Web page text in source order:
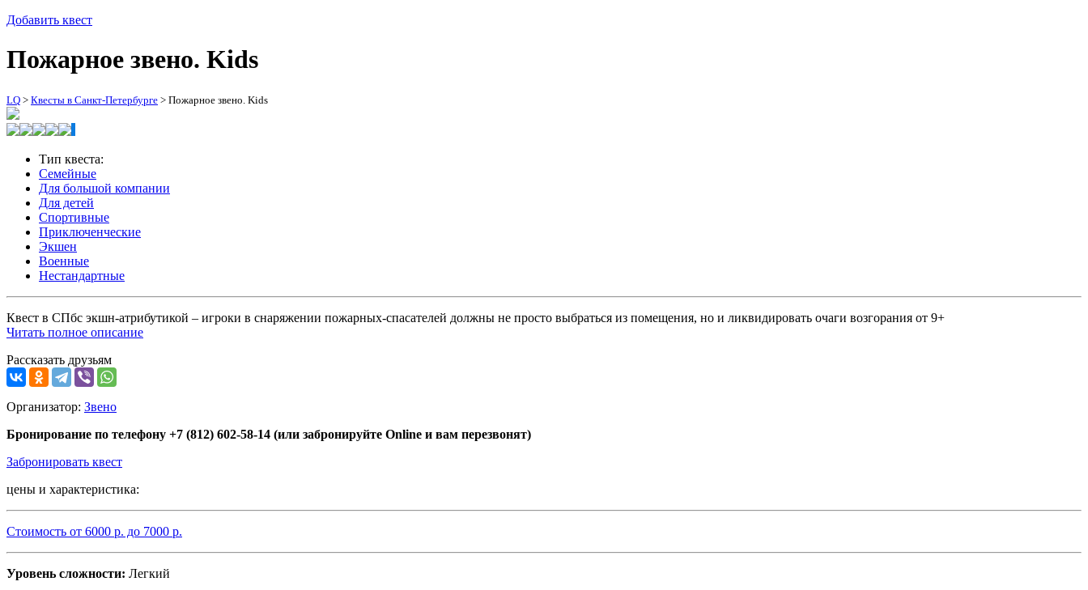
Добавить квест
Пожарное звено. Kids
LQ > Квесты в Санкт-Петербурге > Пожарное звено. Kids
Тип квеста:
Семейные
Для большой компании
Для детей
Спортивные
Приключенческие
Экшен
Военные
Нестандартные
Квест в СПбс экшн-атрибутикой – игроки в снаряжении пожарных-спасателей должны не просто выбраться из помещения, но и ликвидировать очаги возгорания от 9+
Читать полное описание
Рассказать друзьям
Организатор: Звено
Бронирование по телефону +7 (812) 602-58-14 (или забронируйте Online и вам перезвонят)
Забронировать квест
цены и характеристика:
Стоимость от 6000 р. до 7000 р.
Уровень сложности: Легкий